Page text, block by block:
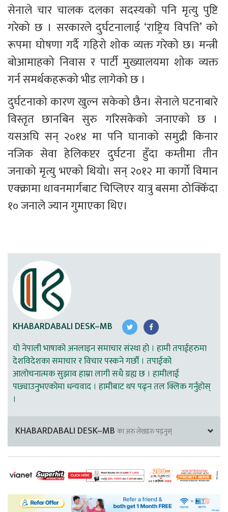
सेनाले चार चालक दलका सदस्यको पनि मृत्यु पुष्टि
गरेको छ । सरकारले दुर्घटनालाई ‘राष्ट्रिय विपत्ति’ को
रूपमा घोषणा गर्दै गहिरो शोक व्यक्त गरेको छ। मन्त्री
बोआमाहको निवास र पार्टी मुख्यालयमा शोक व्यक्त
गर्न समर्थकहरूको भीड लागेको छ ।
दुर्घटनाको कारण खुल्न सकेको छैन। सेनाले घटनाबारे
विस्तृत छानबिन सुरु गरिसकेको जनाएको छ ।
यसअघि सन् २०१४ मा पनि घानाको समुद्री किनार
नजिक सेवा हेलिकप्टर दुर्घटना हुँदा कम्तीमा तीन
जनाको मृत्यु भएको थियो। सन् २०१२ मा कार्गो विमान
एक्क्रामा धावनमार्गबाट चिप्लिएर यात्रु बसमा ठोक्किँदा
१० जनाले ज्यान गुमाएका थिए।
KHABARDABALI DESK–MB
यो नेपाली भाषाको अनलाइन समाचार संस्था हो । हामी तपाईहरुमा
देशविदेशका समाचार र विचार पस्कने गर्छौ । तपाईको
आलोचनात्मक सुझाव हाम्रा लागी सधै ग्रह्य छ । हामीलाई
पछ्याउनुभएकोमा धन्यवाद । हामीबाट थप पढ्न तल क्लिक गर्नुहोस्
।
KHABARDABALI DESK–MB का अरु लेखहरु पढ्नुस्